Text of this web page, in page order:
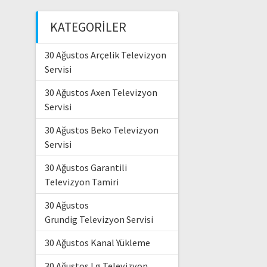
KATEGORILER
30 Ağustos Arçelik Televizyon
Servisi
30 Ağustos Axen Televizyon
Servisi
30 Ağustos Beko Televizyon
Servisi
30 Ağustos Garantili
Televizyon Tamiri
30 Ağustos
Grundig Televizyon Servisi
30 Ağustos Kanal Yükleme